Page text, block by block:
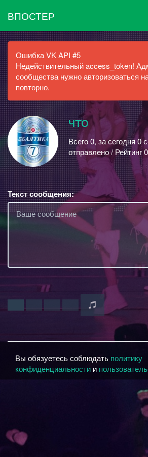
ВПОСТЕР
Ошибка VK API #5
Недействительный access_token!
сообщества нужно авторизоваться
повторно.
что
Всего 0, за сегодня 0
отправлено / Рейтинг 0
Текст сообщения:
Вы обязуетесь соблюдать политику
конфиденциальности и